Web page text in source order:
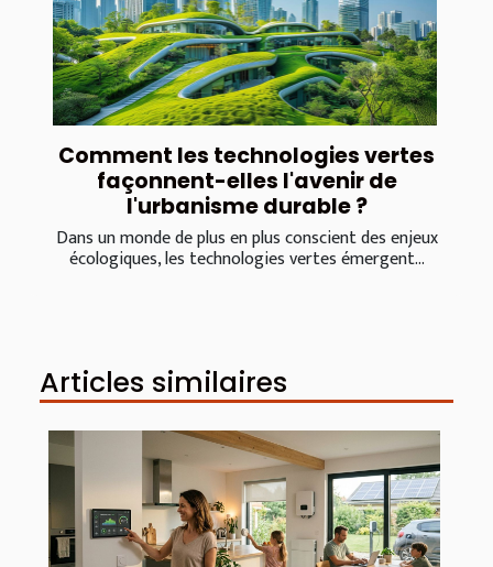
Comment les technologies vertes
façonnent-elles l'avenir de
l'urbanisme durable ?
Dans un monde de plus en plus conscient des enjeux
écologiques, les technologies vertes émergent...
Articles similaires